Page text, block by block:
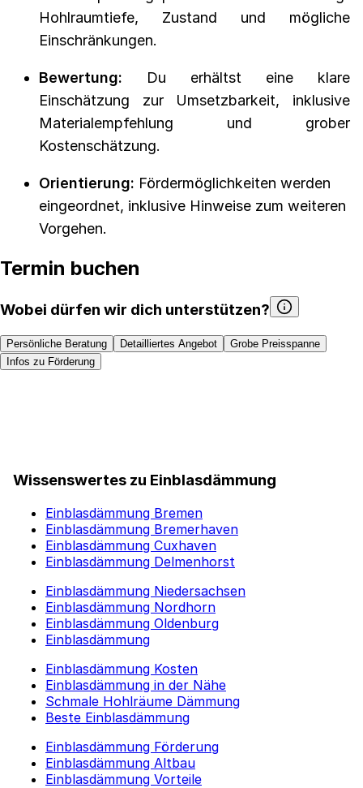
Hohlraumtiefe, Zustand und mögliche
Einschränkungen.
Bewertung: Du erhältst eine klare
Einschätzung zur Umsetzbarkeit, inklusive
Materialempfehlung und grober
Kostenschätzung.
Orientierung: Fördermöglichkeiten werden
eingeordnet, inklusive Hinweise zum weiteren
Vorgehen.
Termin buchen
Wobei dürfen wir dich unterstützen?
Persönliche Beratung Detailliertes Angebot
Grobe Preisspanne
Infos zu Förderung
Wissenswertes zu Einblasdämmung
Einblasdämmung Bremen
Einblasdämmung Bremerhaven
Einblasdämmung Cuxhaven
Einblasdämmung Delmenhorst
Einblasdämmung Niedersachsen
Einblasdämmung Nordhorn
Einblasdämmung Oldenburg
Einblasdämmung
Einblasdämmung Kosten
Einblasdämmung in der Nähe
Schmale Hohlräume Dämmung
Beste Einblasdämmung
Einblasdämmung Förderung
Einblasdämmung Altbau
Einblasdämmung Vorteile